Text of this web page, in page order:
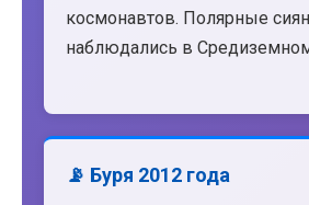
космонавтов. Полярные
наблюдались в
📡 Буря 2012 года